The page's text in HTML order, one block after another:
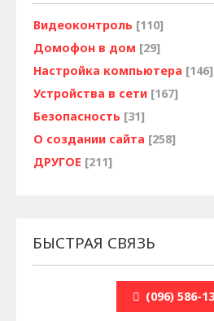
Видеоконтроль [110]
Домофон в дом [29]
Настройка компьютера [146]
Устройства в сети [167]
Безопасность [31]
О создании сайта [258]
ДРУГОЕ [211]
БЫСТРАЯ СВЯЗЬ
(096) 586-